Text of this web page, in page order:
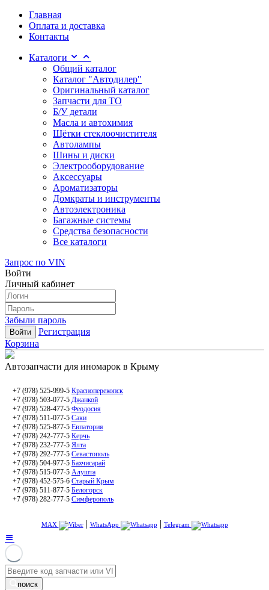
Главная
Оплата и доставка
Контакты
Каталоги
Общий каталог
Каталог "Автодилер"
Оригинальный каталог
Запчасти для ТО
Б/У детали
Масла и автохимия
Щётки стеклоочистителя
Автолампы
Шины и диски
Электрооборудование
Аксессуары
Ароматизаторы
Домкраты и инструменты
Автоэлектроника
Багажные системы
Средства безопасности
Все каталоги
Запрос по VIN
Войти
Личный кабинет
Забыли пароль
Регистрация
Корзина
Автозапчасти для иномарок в Крыму
+7 (978) 525-999-5 Красноперекопск
+7 (978) 503-077-5 Джанкой
+7 (978) 528-477-5 Феодосия
+7 (978) 511-077-5 Саки
+7 (978) 525-877-5 Евпатория
+7 (978) 242-777-5 Керчь
+7 (978) 232-777-5 Ялта
+7 (978) 292-777-5 Севастополь
+7 (978) 504-977-5 Бахчисарай
+7 (978) 515-077-5 Алушта
+7 (978) 452-575-6 Старый Крым
+7 (978) 511-877-5 Белогорск
+7 (978) 282-777-5 Симферополь
MAX | WhatsApp | Telegram
поиск